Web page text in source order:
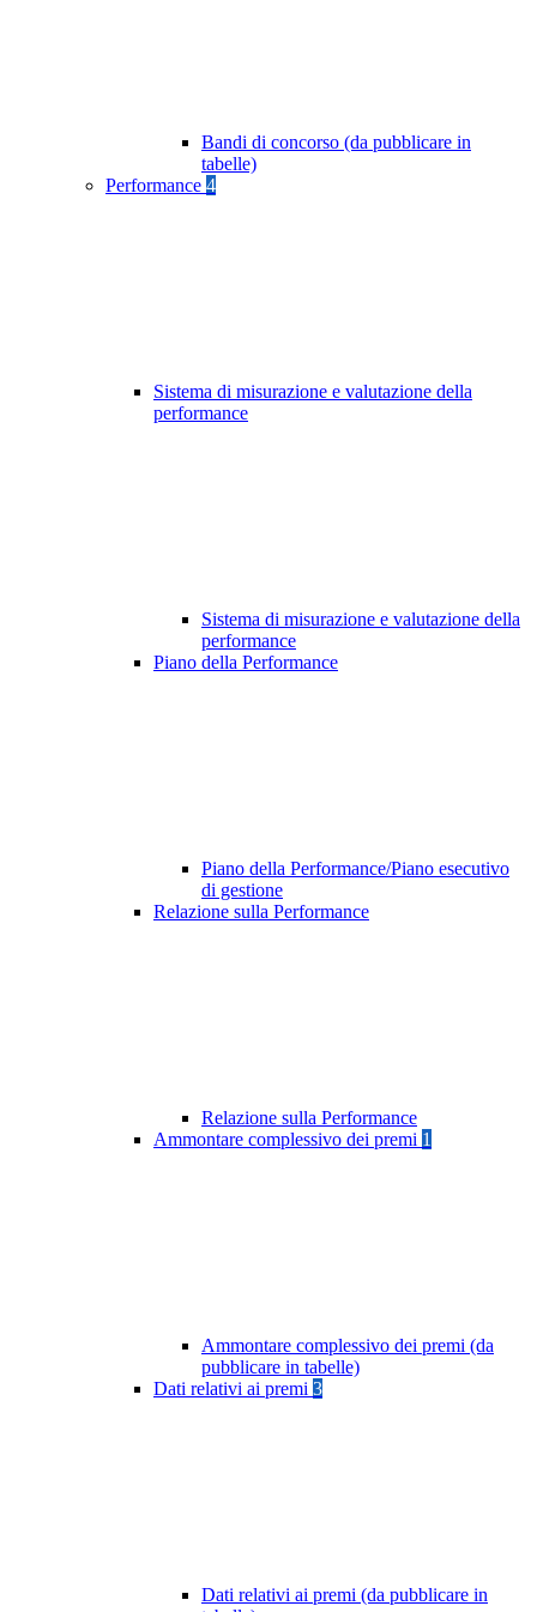
Bandi di concorso (da pubblicare in
tabelle)
Performance 4
Sistema di misurazione e valutazione della
performance
Sistema di misurazione e valutazione della
performance
Piano della Performance
Piano della Performance/Piano esecutivo
di gestione
Relazione sulla Performance
Relazione sulla Performance
Ammontare complessivo dei premi 1
Ammontare complessivo dei premi (da
pubblicare in tabelle)
Dati relativi ai premi 3
Dati relativi ai premi (da pubblicare in